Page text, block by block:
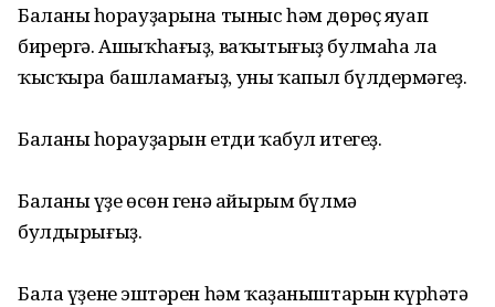
Баланың һорауҙарына тыныс һәм дөрөҫ яуап
бирергә. Ашыҡһағыҙ, ваҡытығыҙ булмаһа ла
ҡысҡыра башламағыҙ, уны ҡапыл бүлдермәгеҙ.
Баланың һорауҙарын етди ҡабул итегеҙ.
Баланың үҙе өсөн генә айырым бүлмә
булдырығыҙ.
Бала үҙенең эштәрен һәм ҡаҙаныштарын күрһәтә